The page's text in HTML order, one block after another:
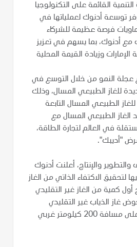
القائمة على التكنولوجيا
توسعة أدنوك لعملياتها في
فرصة عظيمة للشركاء
مع أدنوك، بما يسهم في تعزيز
الإمارات وزيادة القيمة المحلية
عجلة النمو من خلال التوسع في
للغاز الطبيعي المسال، وذلك
الطبيعي المسال التابعة
الغاز الطبيعي المسال مع
في العالم لتجارة الطاقة،
"أديبك".
والإنتاج، أعلنت أدنوك
الاكتفاء الذاتي من الغاز
أول كمية من الغاز غير التقليدي
غاز الذياب غير التقليدي
الموجود في الرويس على مسافة 200 كيلومتر غربي